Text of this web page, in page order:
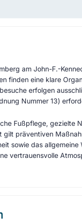
am John-F.-
finden eine klare
erfolgen
Nummer 13)
Fußpflege, gezielte
gilt präventiven
sowie das
vertrauensvolle